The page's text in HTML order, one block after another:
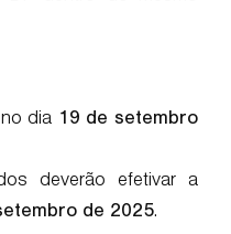
dia 19 de setembro
deverão efetivar a
de 2025.